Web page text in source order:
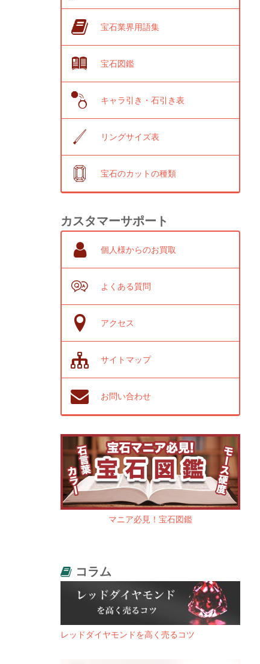
宝石業界用語集
宝石図鑑
キャラ引き・石引き表
リングサイズ表
宝石のカットの種類
カスタマーサポート
個人様からのお買取
よくある質問
アクセス
サイトマップ
お問い合わせ
マニア必見！宝石図鑑
コラム
レッドダイヤモンドを高く売るコツ